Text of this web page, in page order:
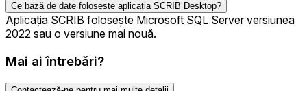
Ce bază de date foloseste aplicația SCRIB Desktop?
Aplicația SCRIB folosește Microsoft SQL Server versiunea
2022 sau o versiune mai nouă.
Mai ai întrebări?